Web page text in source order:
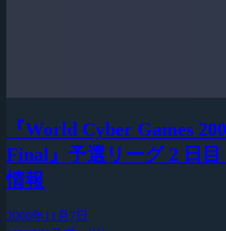
『World Cyber Games
Final』予選リーグ 2 日
情報
2008年11月7日